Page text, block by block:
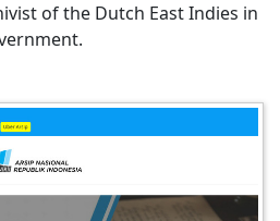
of the Dutch East Indies in